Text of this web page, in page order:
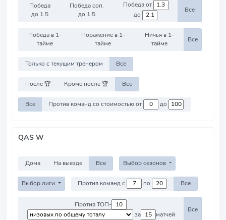
Победа
до 1.5
Победа соп.
до 1.5
Победа от
до
Все
Победа в 1-
тайме
Поражение в 1-
тайме
Ничья в 1-
тайме
Все
Только с текущим тренером Все
После 🏆 Кроме после 🏆 Все
Все Против команд со стоимостью от до
QAS W
Дома На выезде Все Выбор сезонов
Выбор лиги Против команд с по Все
Против ТОП-
за
матчей
Все